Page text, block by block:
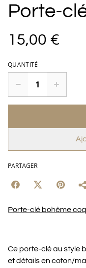
Porte-
15,00 €
QUANTITÉ
PARTAGER
Porte-clé bohème
Ce porte-clé au style
et détails en coton/